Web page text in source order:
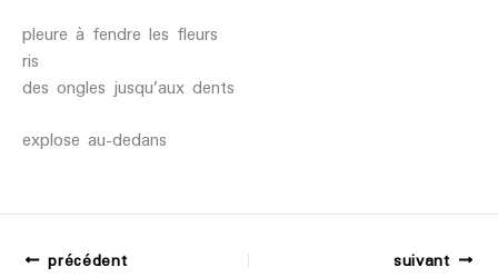
pleure à fendre les fleurs
ris
des ongles jusqu’aux dents
explose au-dedans
précédent suivant